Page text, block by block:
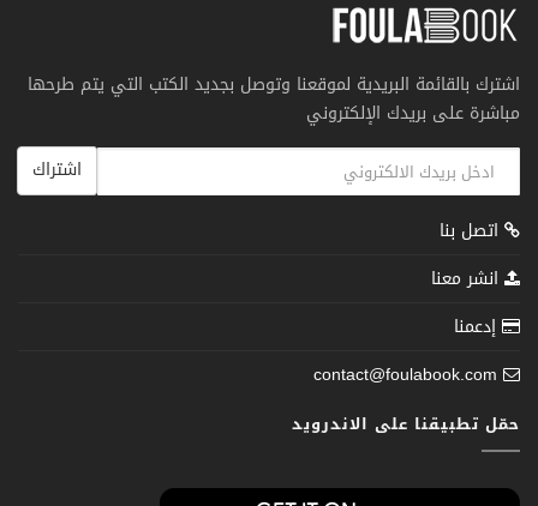
اشترك بالقائمة البريدية لموقعنا وتوصل بجديد الكتب التي يتم طرحها
مباشرة على بريدك الإلكتروني
اشتراك
اتصل بنا
انشر معنا
إدعمنا
contact@foulabook.com
حمّل تطبيقنا على الاندرويد